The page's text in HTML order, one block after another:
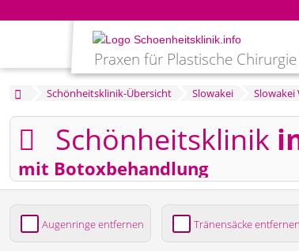
Praxen für Plastische
Schönheitsklinik-Übersicht Slowakei Slowakei
Schönheitsklinik
mit Botoxbehandlung
Augenringe entfernen Tränensäcke entfernen